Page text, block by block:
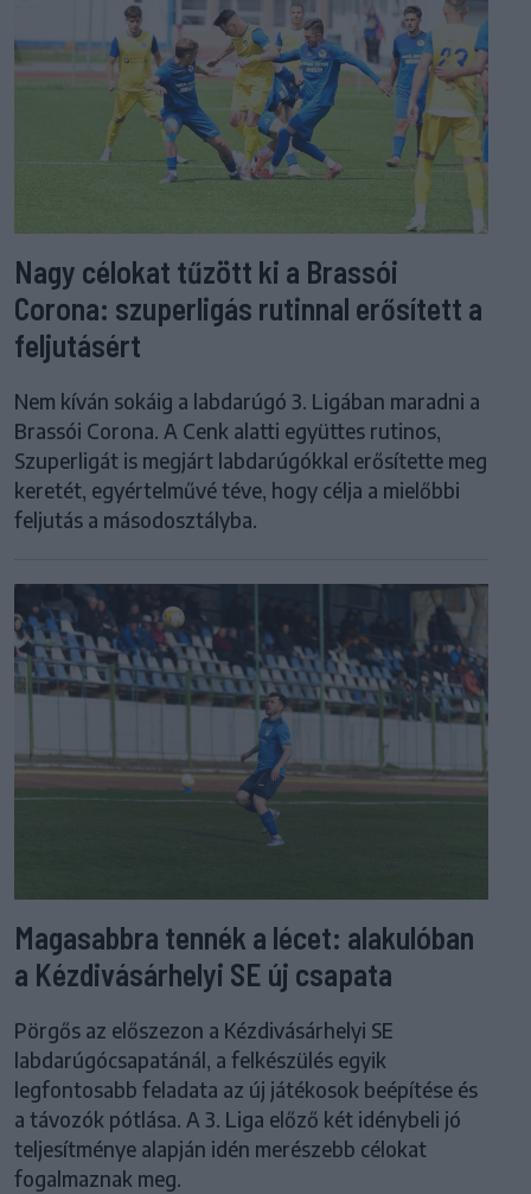
Nagy célokat tűzött ki a Brassói
Corona: szuperligás rutinnal erősített a
feljutásért
Nem kíván sokáig a labdarúgó 3. Ligában maradni a
Brassói Corona. A Cenk alatti együttes rutinos,
Szuperligát is megjárt labdarúgókkal erősítette meg
keretét, egyértelművé téve, hogy célja a mielőbbi
feljutás a másodosztályba.
Magasabbra tennék a lécet: alakulóban
a Kézdivásárhelyi SE új csapata
Pörgős az előszezon a Kézdivásárhelyi SE
labdarúgócsapatánál, a felkészülés egyik
legfontosabb feladata az új játékosok beépítése és
a távozók pótlása. A 3. Liga előző két idénybeli jó
teljesítménye alapján idén merészebb célokat
fogalmaznak meg.